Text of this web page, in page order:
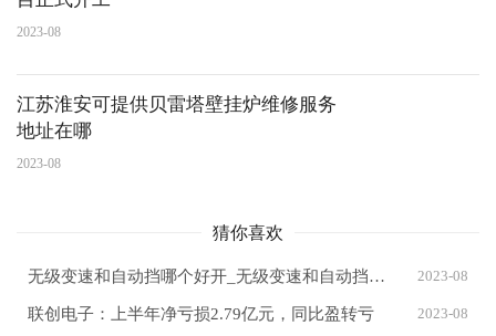
2023-08
江苏淮安可提供贝雷塔壁挂炉维修服务
地址在哪
2023-08
猜你喜欢
无级变速和自动挡哪个好开_无级变速和自动挡哪个好 2023-08
联创电子：上半年净亏损2.79亿元，同比盈转亏 2023-08